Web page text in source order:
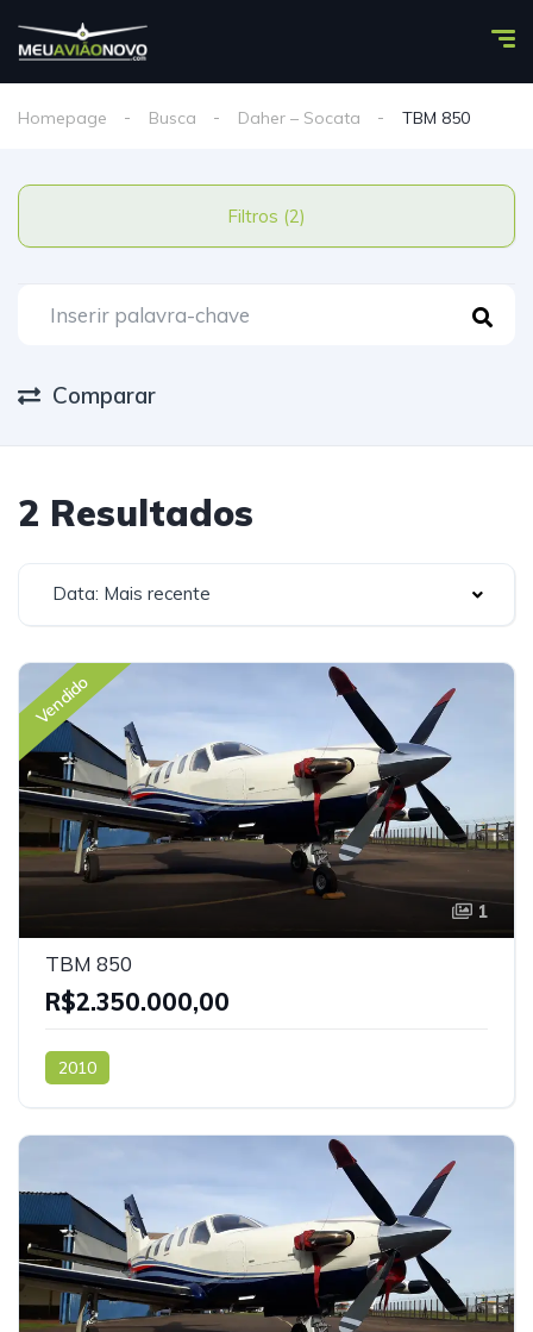
Homepage Busca Daher – Socata TBM 850
Filtros (2)
Comparar
2 Resultados
Data: Mais recente
Vendido
1
TBM 850
R$2.350.000,00
2010